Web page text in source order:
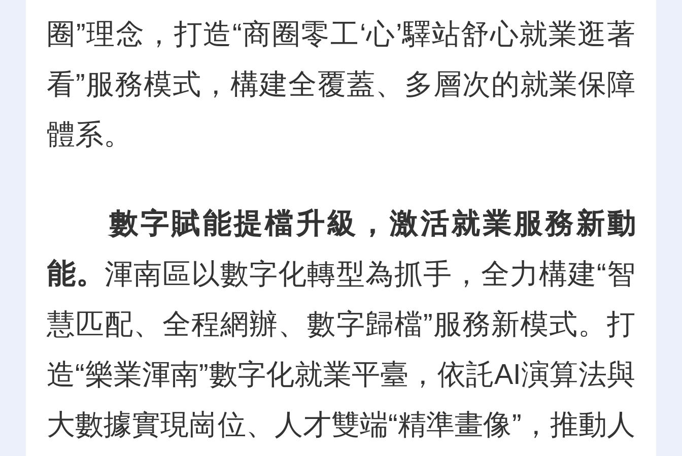
圈”理念，打造“商圈零工‘心’驛站舒心就業逛著
看”服務模式，構建全覆蓋、多層次的就業保障
體系。
數字賦能提檔升級，激活就業服務新動
能。 渾南區以數字化轉型為抓手，全力構建“智
慧匹配、全程網辦、數字歸檔”服務新模式。打
造“樂業渾南”數字化就業平臺，依託AI演算法與
大數據實現崗位、人才雙端“精準畫像”，推動人